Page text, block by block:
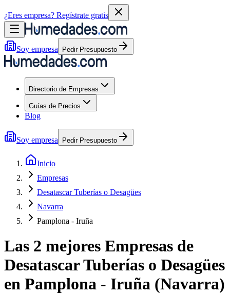
¿Eres empresa? Regístrate gratis
Soy empresa Pedir Presupuesto
Directorio de Empresas
Guías de Precios
Blog
Soy empresa Pedir Presupuesto
Inicio
Empresas
Desatascar Tuberías o Desagües
Navarra
Pamplona - Iruña
Las 2 mejores Empresas de
Desatascar Tuberías o Desagües
en Pamplona - Iruña (Navarra)